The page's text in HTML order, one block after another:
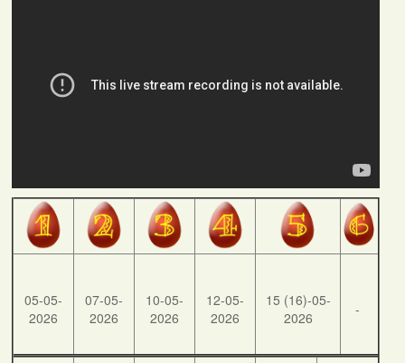
05-05-
2026
07-05-
2026
10-05-
2026
12-05-
2026
15 (16)-05-
2026
-